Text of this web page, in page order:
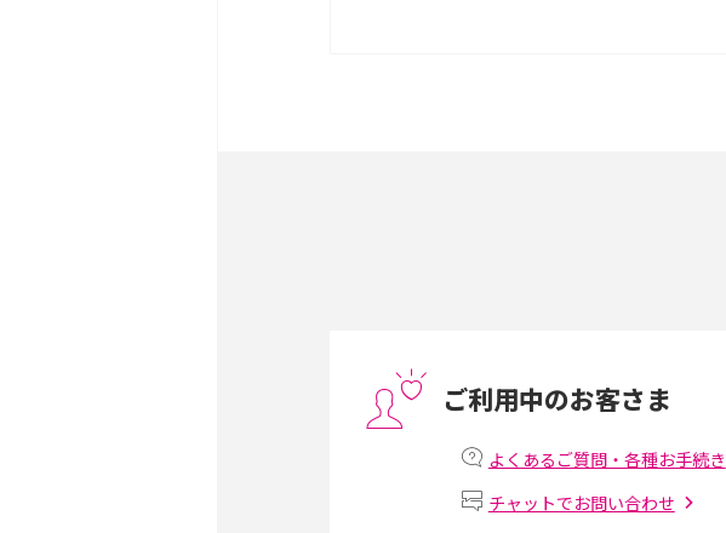
非通知設定とは？184で電話をかける方法や
iPhone・Androidの設定を解説
ご利用中のお客さま
よくあるご質問・各種お手続き
チャットでお問い合わせ